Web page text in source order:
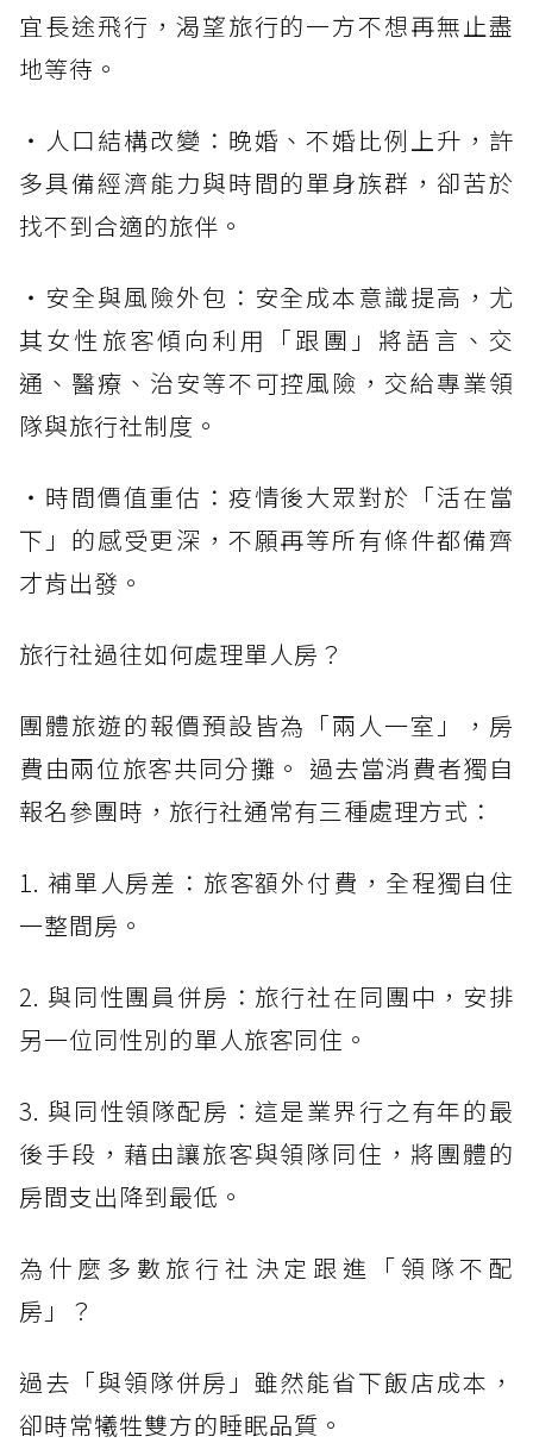
宜長途飛行，渴望旅行的一方不想再無止盡
地等待。
・人口結構改變：晚婚、不婚比例上升，許
多具備經濟能力與時間的單身族群，卻苦於
找不到合適的旅伴。
・安全與風險外包：安全成本意識提高，尤
其女性旅客傾向利用「跟團」將語言、交
通、醫療、治安等不可控風險，交給專業領
隊與旅行社制度。
・時間價值重估：疫情後大眾對於「活在當
下」的感受更深，不願再等所有條件都備齊
才肯出發。
旅行社過往如何處理單人房？
團體旅遊的報價預設皆為「兩人一室」，房
費由兩位旅客共同分攤。 過去當消費者獨自
報名參團時，旅行社通常有三種處理方式：
1. 補單人房差：旅客額外付費，全程獨自住
一整間房。
2. 與同性團員併房：旅行社在同團中，安排
另一位同性別的單人旅客同住。
3. 與同性領隊配房：這是業界行之有年的最
後手段，藉由讓旅客與領隊同住，將團體的
房間支出降到最低。
為什麼多數旅行社決定跟進「領隊不配
房」？
過去「與領隊併房」雖然能省下飯店成本，
卻時常犧牲雙方的睡眠品質。